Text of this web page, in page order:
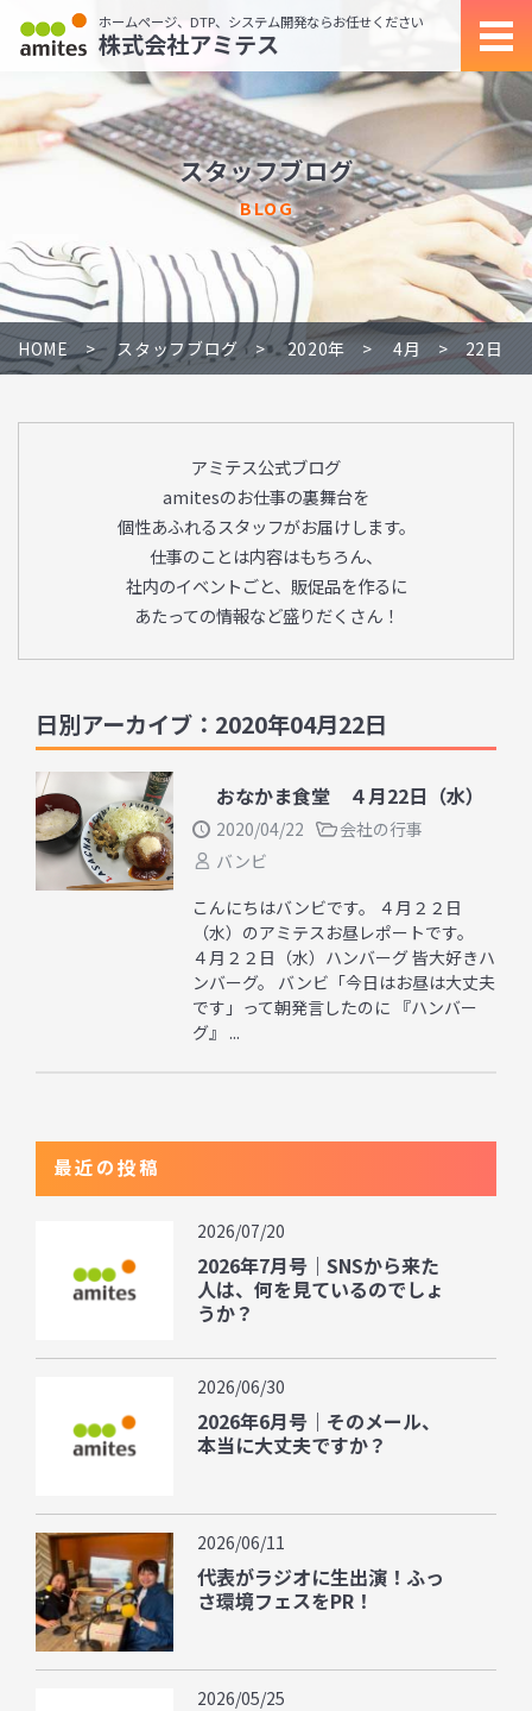
ホームページ、DTP、システム開発ならお任せください
株式会社アミテス
スタッフブログ
BLOG
HOME スタッフブログ 2020年 4月 22日
アミテス公式ブログ
amitesのお仕事の裏舞台を
個性あふれるスタッフがお届けします。
仕事のことは内容はもちろん、
社内のイベントごと、販促品を作るに
あたっての情報など盛りだくさん！
日別アーカイブ：2020年04月22日
おなかま食堂 ４月22日（水）
2020/04/22
会社の行事
バンビ
こんにちはバンビです。 ４月２２日
（水）のアミテスお昼レポートです。
４月２２日（水）ハンバーグ 皆大好きハ
ンバーグ。 バンビ「今日はお昼は大丈夫
です」って朝発言したのに 『ハンバー
グ』 ...
最近の投稿
2026/07/20
2026年7月号｜SNSから来た
人は、何を見ているのでしょ
うか？
2026/06/30
2026年6月号｜そのメール、
本当に大丈夫ですか？
2026/06/11
代表がラジオに生出演！ふっ
さ環境フェスをPR！
2026/05/25